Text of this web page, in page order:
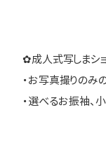
✿成人式写しまシ
・お写真撮りのみ
・選べるお振袖、